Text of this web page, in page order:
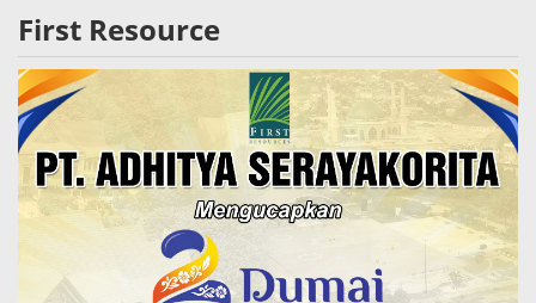
First Resource